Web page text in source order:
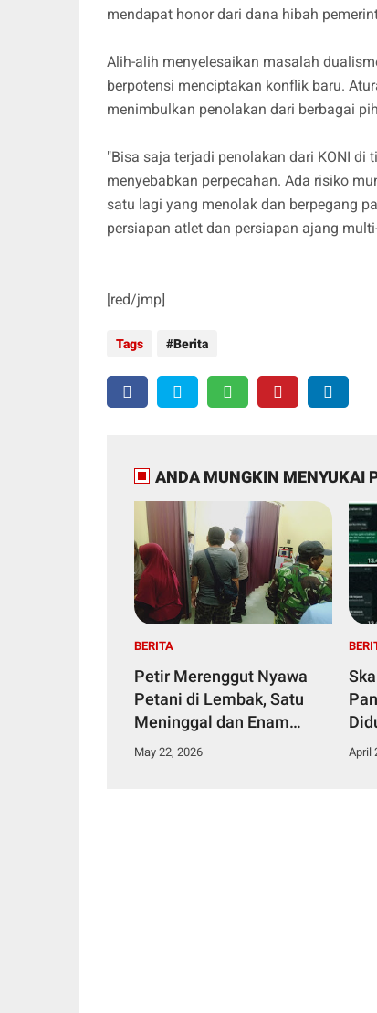
mendapat honor dari dana hibah
Alih-alih menyelesaikan masalah
berpotensi menciptakan konflik baru.
menimbulkan penolakan dari berbagai
"Bisa saja terjadi penolakan dari KONI di
menyebabkan perpecahan. Ada risiko
satu lagi yang menolak dan berpegang
persiapan atlet dan persiapan ajang
[red/jmp]
Tags Berita
ANDA MUNGKIN MENYUKAI
BERITA
Petir Merenggut Nyawa
Petani di Lembak, Satu
Meninggal dan Enam
Dirawat Intensif
May 22, 2026 April